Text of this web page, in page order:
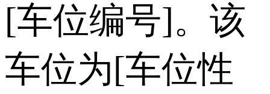
[车位编号]。该
车位为[车位性